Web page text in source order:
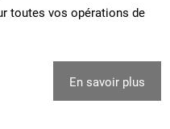
toutes vos opérations de
En savoir plus